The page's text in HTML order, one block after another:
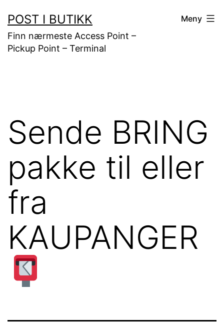
til
innhold
POST I BUTIKK
Finn nærmeste Access Point –
Pickup Point – Terminal
Meny
Sende BRING
pakke til eller
fra
KAUPANGER